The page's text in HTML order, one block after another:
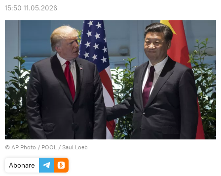
15:50 11.05.2026
© AP Photo / POOL / Saul Loeb
Abonare